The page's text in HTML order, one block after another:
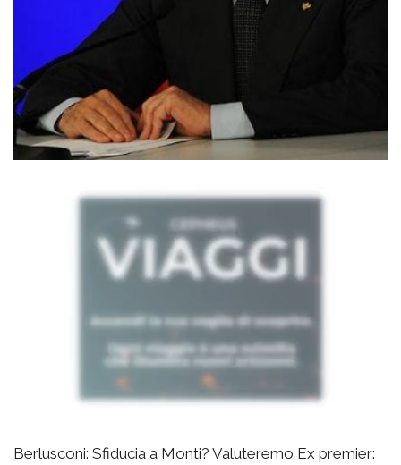
Berlusconi: Sfiducia a Monti? Valuteremo Ex premier: